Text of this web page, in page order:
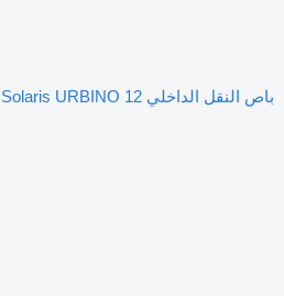
باص النقل الداخلي Solaris URBINO 12